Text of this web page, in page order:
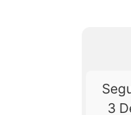
3